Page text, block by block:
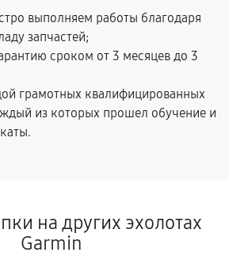
выполняем работы благодаря
запчастей;
сроком от 3 месяцев до 3
грамотных квалифицированных
из которых прошел обучение и
на других эхолотах
Garmin